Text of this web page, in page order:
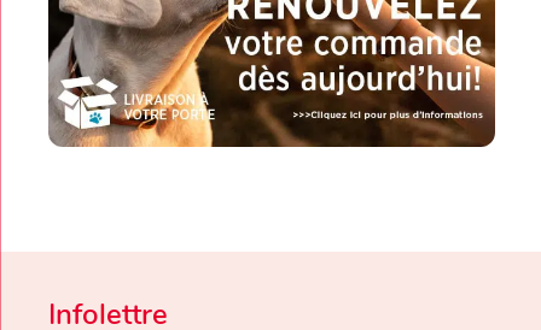
Infolettre